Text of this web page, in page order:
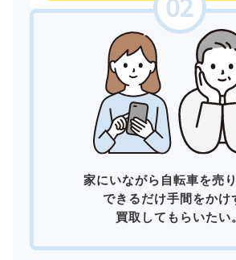
家にいながら自転車を売り
できるだけ手間をかけ
買取してもらいたい